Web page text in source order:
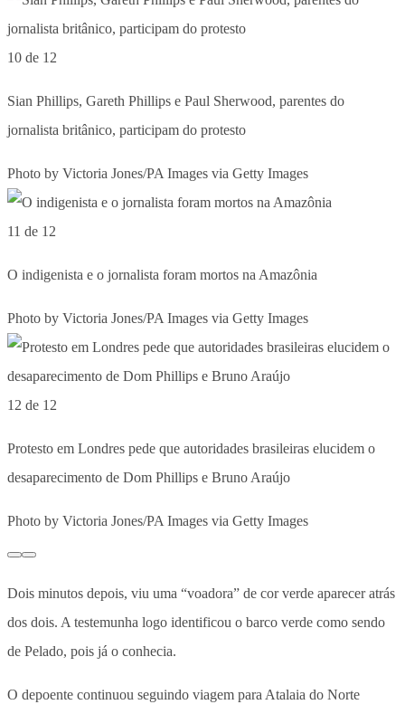
10 de 12
Sian Phillips, Gareth Phillips e Paul Sherwood, parentes do
jornalista britânico, participam do protesto
Photo by Victoria Jones/PA Images via Getty Images
11 de 12
O indigenista e o jornalista foram mortos na Amazônia
Photo by Victoria Jones/PA Images via Getty Images
12 de 12
Protesto em Londres pede que autoridades brasileiras elucidem o
desaparecimento de Dom Phillips e Bruno Araújo
Photo by Victoria Jones/PA Images via Getty Images
Dois minutos depois, viu uma “voadora” de cor verde aparecer atrás
dos dois. A testemunha logo identificou o barco verde como sendo
de Pelado, pois já o conhecia.
O depoente continuou seguindo viagem para Atalaia do Norte